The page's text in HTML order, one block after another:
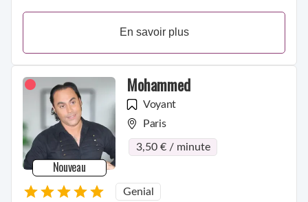
En savoir plus
Nouveau
Mohammed
Voyant
Paris
3,50 € / minute
Genial